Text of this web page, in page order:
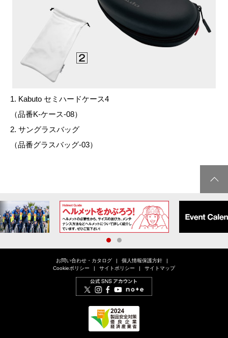
1. Kabuto セミハードケース4
（品番K-ケース-08）
2. サングラスバッグ
（品番グラスバッグ-03）
1
お問い合わせ・カタログ
個人情報保護方針
Cookieポリシー
サイトポリシー サイトマップ